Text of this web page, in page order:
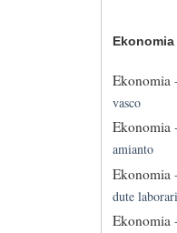
Ekonomia
Ekonomia
vasco
Ekonomia
amianto
Ekonomia
dute
Ekonomia